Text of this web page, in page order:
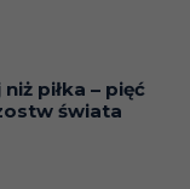
piłka – pięć
świata